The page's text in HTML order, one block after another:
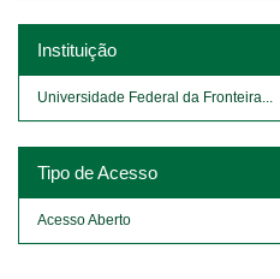
Instituição
Universidade Federal da Fronteira...
Tipo de Acesso
Acesso Aberto